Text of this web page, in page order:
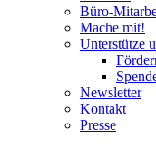
Büro-
Mache mit!
Unterstütze
Newsletter
Kontakt
Presse